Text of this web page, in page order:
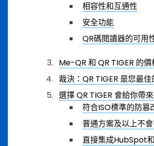
相容性和互通性
安全功能
QR碼閱讀器的可用
Me-QR 和 QR TIGER 的
裁決：QR TIGER 是您最
選擇 QR TIGER 會給你帶
符合ISO標準的防篡
普通方案及以上不
直接集成HubSpot和